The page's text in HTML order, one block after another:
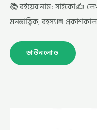
📚 বইয়ের নাম: সাইকো✍️
মনস্তাত্ত্বিক, রহস্য📅
ডাউনলোড